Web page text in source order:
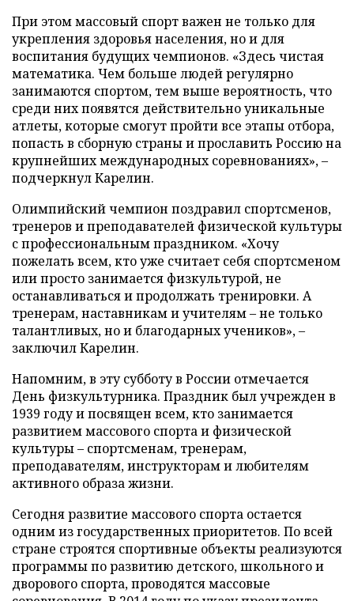
При этом массовый спорт важен не только для
укрепления здоровья населения, но и для
воспитания будущих чемпионов. «Здесь чистая
математика. Чем больше людей регулярно
занимаются спортом, тем выше вероятность, что
среди них появятся действительно уникальные
атлеты, которые смогут пройти все этапы отбора,
попасть в сборную страны и прославить Россию на
крупнейших международных соревнованиях», –
подчеркнул Карелин.
Олимпийский чемпион поздравил спортсменов,
тренеров и преподавателей физической культуры
с профессиональным праздником. «Хочу
пожелать всем, кто уже считает себя спортсменом
или просто занимается физкультурой, не
останавливаться и продолжать тренировки. А
тренерам, наставникам и учителям – не только
талантливых, но и благодарных учеников», –
заключил Карелин.
Напомним, в эту субботу в России отмечается
День физкультурника. Праздник был учрежден в
1939 году и посвящен всем, кто занимается
развитием массового спорта и физической
культуры – спортсменам, тренерам,
преподавателям, инструкторам и любителям
активного образа жизни.
Сегодня развитие массового спорта остается
одним из государственных приоритетов. По всей
стране строятся спортивные объекты реализуются
программы по развитию детского, школьного и
дворового спорта, проводятся массовые